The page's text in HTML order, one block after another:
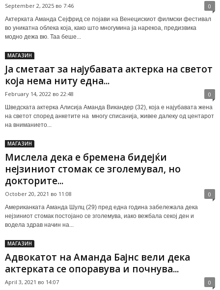
September 2, 2025 во 7:46 0
Актерката Аманда Сејфрид се појави на Венецискиот филмски фестивал
во уникатна облека која, како што многумина ја нарекоа, предизвика
модно дежа вю. Таа беше...
МАГАЗИН
Ја сметаат за најубавата актерка на светот
која нема ниту една...
February 14, 2022 во 22:48 0
Шведската актерка Алисија Аманда Викандер (32), која е најубавата жена
на светот според анкетите на многу списанија, живее далеку од центарот
на вниманието...
МАГАЗИН
Мислела дека е бремена бидејќи
нејзиниот стомак се зголемувал, но
докторите...
October 20, 2021 во 11:08 0
Американката Аманда Шулц (29) пред една година забележала дека
нејзиниот стомак постојано се зголемува, иако вежбала секој ден и
водела здрав начин на...
МАГАЗИН
Адвокатот на Аманда Бајнс вели дека
актерката се опоравува и почнува...
April 3, 2021 во 14:07 0